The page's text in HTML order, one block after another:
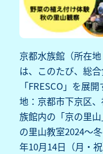
京都水族館（所在
は、このたび、総
「FRESCO」を展
地：京都市下京区
族館内の「京の里
の里山教室2024～
年10月14日（月・